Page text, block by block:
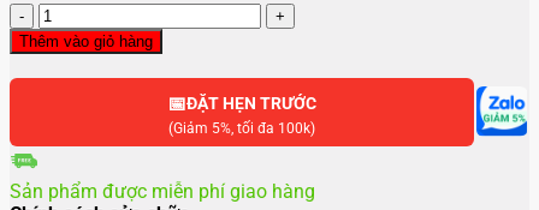
Thay
màn
hình
Oppo
lượng
Thêm vào giỏ hàng
📅ĐẶT HẸN TRƯỚC
(Giảm 5%, tối đa 100k)
Sản phẩm được miễn phí giao hàng